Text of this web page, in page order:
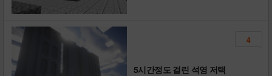
5시간정도 걸린 석영 저택
4